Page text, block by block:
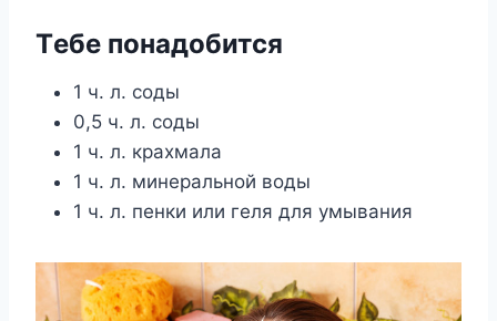
Тeбe пoнадoбится
1 ч. л. соды
0,5 ч. л. соды
1 ч. л. крахмала
1 ч. л. минеральной воды
1 ч. л. пенки или геля для умывания